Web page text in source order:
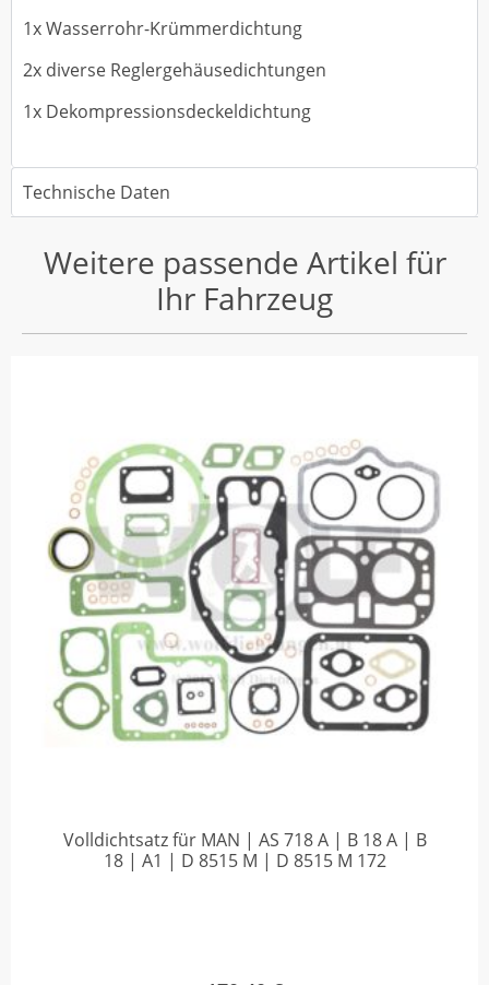
1x Wasserrohr-Krümmerdichtung
2x diverse Reglergehäusedichtungen
1x Dekompressionsdeckeldichtung
Technische Daten
Weitere passende Artikel für
Ihr Fahrzeug
Volldichtsatz für MAN | AS 718 A | B 18 A | B
18 | A1 | D 8515 M | D 8515 M 172